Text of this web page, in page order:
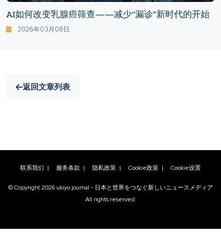
AI如何改变乳腺癌筛查——减少“漏诊”新时代的开始
2026年03月08日
返回文章列表
联系我们 | 服务条款 | 隐私政策 | Cookie政策 | Cookie设置
© Copyright2026 ukiyo journal - 日本と世界をつなぐ新しいニュースメディア
All rights reserved.